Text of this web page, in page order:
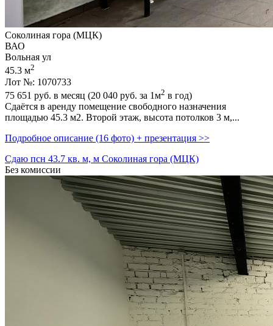
Соколиная гора (МЦК)
ВАО
Вольная ул
45.3 м2
Лот №: 1070733
75 651 руб. в месяц (20 040 руб. за 1м2 в год)
Сдаётся в аренду помещение свободного назначения
площадью 45.3 м2. Второй этаж,­ высота потолков 3 м,­...
Подробное описание (16 фото) + презентация >>
Сдаю псн 43.7 кв. м, м Соколиная гора (МЦК)
Без комиссии